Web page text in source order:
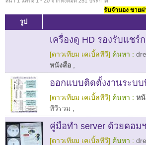
รับจำนอง ขายฝ
รูป
เครื่องดู HD รองรับแชร์
[ดาวเทียม เคเบิ้ลทีวี] ค้นหา :
หนังสือ
ออกแบบติดตั้งงานระบ
[ดาวเทียม เคเบิ้ลทีวี] ค้นหา : หนั
ทีวีรวม
คู่มือทำ server ด้วยคอ
[ดาวเทียม เคเบิ้ลทีวี] ค้นหา :